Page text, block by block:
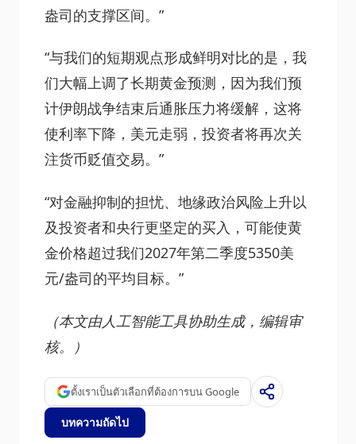
盎司的支撑区间。”
“与我们的短期观点形成鲜明对比的是，我
们大幅上调了长期黄金预测，因为我们预
计伊朗战争结束后通胀压力将缓解，这将
使利率下降，美元走弱，投资者将再次关
注货币贬值交易。”
“对金融抑制的担忧、地缘政治风险上升以
及投资者和央行更坚定的买入，可能使黄
金价格超过我们2027年第二季度5350美
元/盎司的平均目标。”
（本文由人工智能工具协助生成，编辑审
核。）
ตั้งเราเป็นตัวเลือกที่ต้องการบน Google
บทความถัดไป